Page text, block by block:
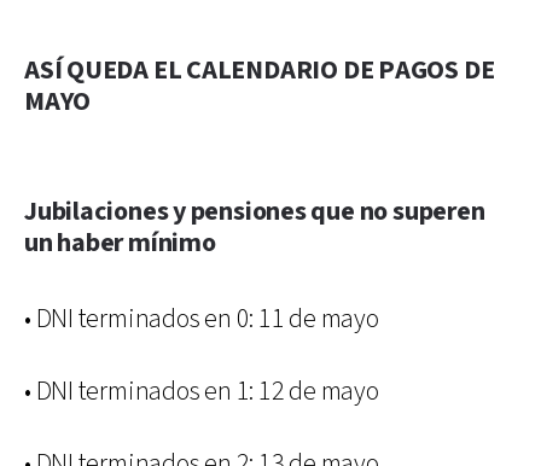
ASÍ QUEDA EL CALENDARIO DE PAGOS DE
MAYO
Jubilaciones y pensiones que no superen
un haber mínimo
• DNI terminados en 0: 11 de mayo
• DNI terminados en 1: 12 de mayo